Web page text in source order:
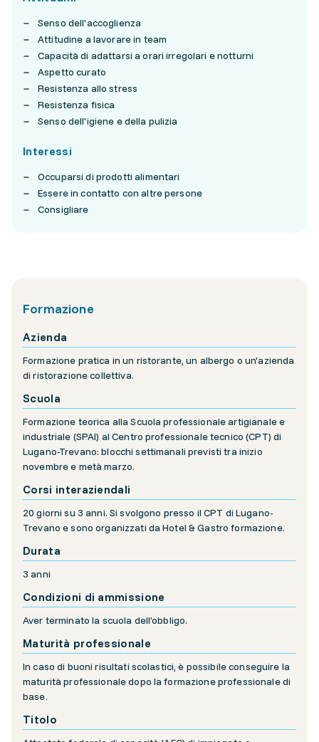
Senso dell'accoglienza
Attitudine a lavorare in team
Capacità di adattarsi a orari irregolari e notturni
Aspetto curato
Resistenza allo stress
Resistenza fisica
Senso dell'igiene e della pulizia
Interessi
Occuparsi di prodotti alimentari
Essere in contatto con altre persone
Consigliare
Formazione
Azienda
Formazione pratica in un ristorante, un albergo o un'azienda
di ristorazione collettiva.
Scuola
Formazione teorica alla Scuola professionale artigianale e
industriale (SPAI) al Centro professionale tecnico (CPT) di
Lugano-Trevano: blocchi settimanali previsti tra inizio
novembre e metà marzo.
Corsi interaziendali
20 giorni su 3 anni. Si svolgono presso il CPT di Lugano-
Trevano e sono organizzati da Hotel & Gastro formazione.
Durata
3 anni
Condizioni di ammissione
Aver terminato la scuola dell’obbligo.
Maturità professionale
In caso di buoni risultati scolastici, è possibile conseguire la
maturità professionale dopo la formazione professionale di
base.
Titolo